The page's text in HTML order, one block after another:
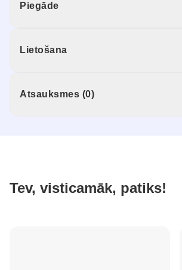
Piegāde
Lietošana
Atsauksmes (0)
Tev, visticamāk, patiks!